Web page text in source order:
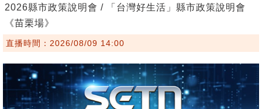
2026縣市政策說明會 / 「台灣好生活」縣市政策說明會
《苗栗場》
直播時間：2026/08/09 14:00